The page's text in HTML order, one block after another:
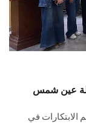
عين شمس
الابتكارات في